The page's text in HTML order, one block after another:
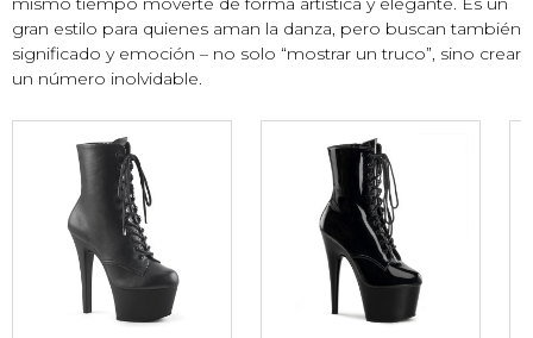
gran estilo para quienes aman la danza, pero buscan también
significado y emoción – no solo “mostrar un truco”, sino crear
un número inolvidable.